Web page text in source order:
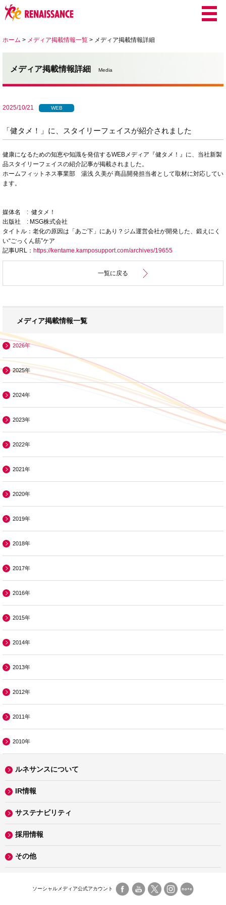
ホーム > メディア掲載情報一覧 > メディア掲載情報詳細
メディア掲載情報詳細 Media
2025/10/21 WEB
「健タメ！」に、スタイリーフェイスが紹介されました
健康になるための知恵や知識を発信するWEBメディア『健タメ！』に、当社新製
品スタイリーフェイスの紹介記事が掲載されました。
ホームフィットネス事業部 湯浅 久美が 商品開発担当者として取材に対応してい
ます。
媒体名 : 健タメ！
出版社 : MSG株式会社
タイトル：老化の原因は「あご下」にあり？ジム運営会社が開発した、鍛えにく
い“ごっくん筋”ケア
記事URL： https://kentame.kamposupport.com/archives/19655
一覧に戻る
メディア掲載情報一覧
2026年
2025年
2024年
2023年
2022年
2021年
2020年
2019年
2018年
2017年
2016年
2015年
2014年
2013年
2012年
2011年
2010年
ルネサンスについて
IR情報
サステナビリティ
採用情報
その他
ソーシャルメディア公式アカウント